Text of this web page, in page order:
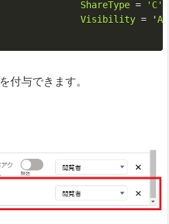
ShareType = 'C'
Visibility = '
付与できます。